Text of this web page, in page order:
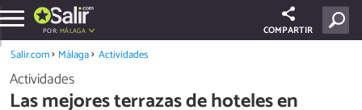
POR: MÁLAGA COMPARTIR
Salir.com Málaga Actividades
Actividades
Las mejores terrazas de hoteles en